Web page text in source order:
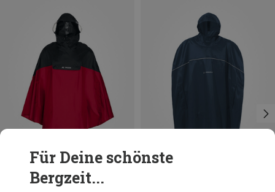
+1
L XXL
Für Deine schönste
Bergzeit...